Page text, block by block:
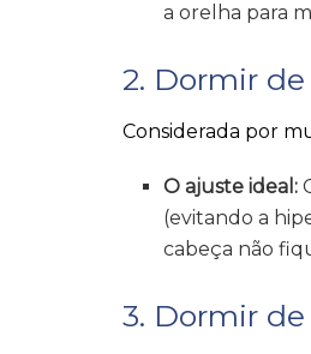
a orelha para
2. Dormir de
Considerada por
O ajuste ideal:
(evitando a
cabeça não
3. Dormir